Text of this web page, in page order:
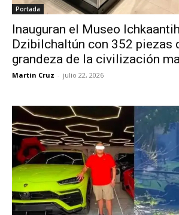
Portada
Inauguran el Museo
Dzibilchaltún con 352 piezas
grandeza de la civilización
Martin Cruz - julio 22, 2026